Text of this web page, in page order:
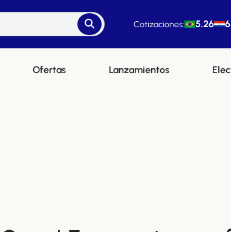
Cotizaciones: 5.26
Ofertas Lanzamientos